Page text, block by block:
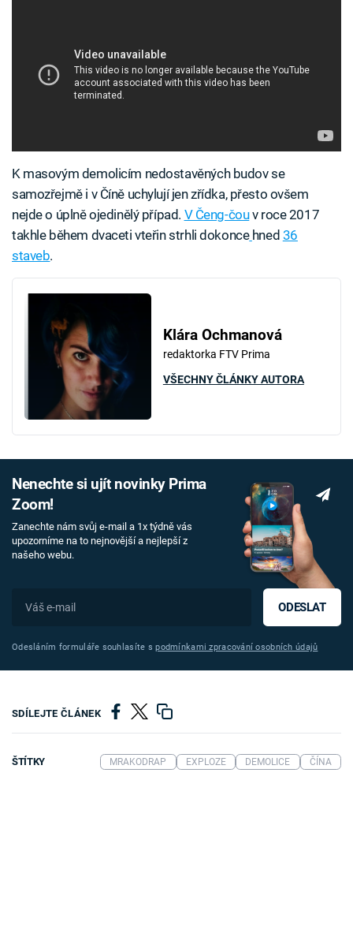
K masovým demolicím nedostavěných budov se
samozřejmě i v Číně uchylují jen zřídka, přesto ovšem
nejde o úplně ojedinělý případ. V Čeng-čouv roce 2017
takhle během dvaceti vteřin strhli dokonce hned 36
staveb.
Klára Ochmanová
redaktorka FTV Prima
VŠECHNY ČLÁNKY AUTORA
Nenechte si ujít novinky Prima
Zoom!
Zanechte nám svůj e-mail a 1x týdně vás
upozorníme na to nejnovější a nejlepší z
našeho webu.
ODESLAT
Odesláním formuláře souhlasíte spodmínkami zpracování osobních údajů
SDÍLEJTE ČLÁNEK
ŠTÍTKY MRAKODRAP EXPLOZE DEMOLICE ČÍNA